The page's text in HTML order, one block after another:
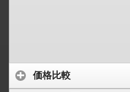
価格比較